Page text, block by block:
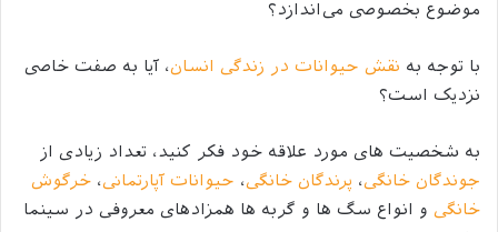
موضوع بخصوصی می‌ا‌‌ندازد؟
با توجه به نقش حیوانات در زندگی انسان، آیا به صفت خاصی
نزدیک است؟
به شخصیت های مورد علاقه خود فکر کنید، تعداد زیادی از
جوندگان خانگی، پرندگان خانگی، حیوانات آپارتمانی، خرگوش
خانگی و انواع سگ ها و گربه ها همزادهای معروفی در سینما